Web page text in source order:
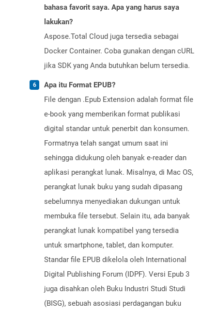
bahasa favorit saya. Apa yang harus saya
lakukan?
Aspose.Total Cloud juga tersedia sebagai
Docker Container. Coba gunakan dengan cURL
jika SDK yang Anda butuhkan belum tersedia.
Apa itu Format EPUB?
File dengan .Epub Extension adalah format file
e-book yang memberikan format publikasi
digital standar untuk penerbit dan konsumen.
Formatnya telah sangat umum saat ini
sehingga didukung oleh banyak e-reader dan
aplikasi perangkat lunak. Misalnya, di Mac OS,
perangkat lunak buku yang sudah dipasang
sebelumnya menyediakan dukungan untuk
membuka file tersebut. Selain itu, ada banyak
perangkat lunak kompatibel yang tersedia
untuk smartphone, tablet, dan komputer.
Standar file EPUB dikelola oleh International
Digital Publishing Forum (IDPF). Versi Epub 3
juga disahkan oleh Buku Industri Studi Studi
(BISG), sebuah asosiasi perdagangan buku